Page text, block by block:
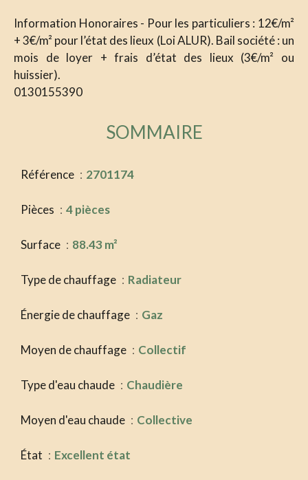
Information Honoraires - Pour les particuliers : 12€/m²
+ 3€/m² pour l’état des lieux (Loi ALUR). Bail société : un
mois de loyer + frais d’état des lieux (3€/m² ou
huissier).
0130155390
SOMMAIRE
Référence 2701174
Pièces 4 pièces
Surface 88.43 m²
Type de chauffage Radiateur
Énergie de chauffage Gaz
Moyen de chauffage Collectif
Type d'eau chaude Chaudière
Moyen d'eau chaude Collective
État Excellent état